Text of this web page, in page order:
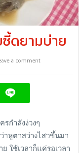
ซี้ดยามบ่าย
a comment
กำลังง่วงๆ
าหูตาสว่างไสวขึ้นมา
ย ใช้เวลาก็แค่รอเวลา